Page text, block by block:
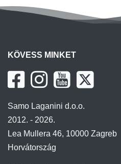
KÖVESS MINKET
Samo Laganini d.o.o.
2012. - 2026.
Lea Mullera 46, 10000 Zagreb
Horvátország